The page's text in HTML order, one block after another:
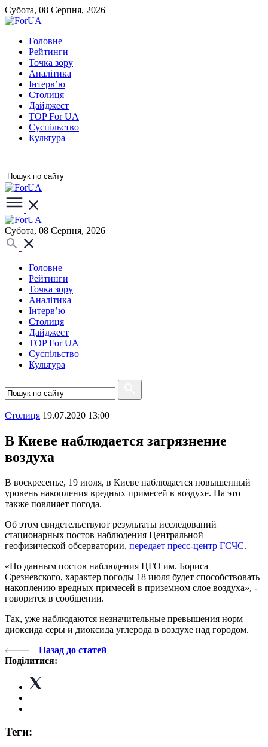
Субота, 08 Серпня, 2026
Головне
Рейтинги
Точка зору
Аналітика
Інтерв’ю
Столиця
Дайджест
TOP For UA
Суспiльство
Культура
Субота, 08 Серпня, 2026
Головне
Рейтинги
Точка зору
Аналітика
Інтерв’ю
Столиця
Дайджест
TOP For UA
Суспiльство
Культура
Столиця 19.07.2020 13:00
В Киеве наблюдается загрязнение
воздуха
В воскресенье, 19 июля, в Киеве наблюдается повышенный
уровень накопления вредных примесей в воздухе. На это
также повлияет погода.
Об этом свидетельствуют результаты исследований
стационарных постов наблюдения Центральной
геофизической обсерватории, передает пресс-центр ГСЧС.
«По данным постов наблюдения ЦГО им. Бориса
Срезневского, характер погоды 18 июля будет способствовать
накоплению вредных примесей в приземном слое воздуха», -
говорится в сообщении.
Так, уже наблюдаются незначительные превышения норм
диоксида серы и диоксида углерода в воздухе над городом.
Назад до статей
Поділитися:
Теги: